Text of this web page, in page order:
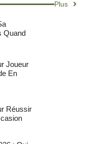
Plus
Quand
Joueur
En
Réussir